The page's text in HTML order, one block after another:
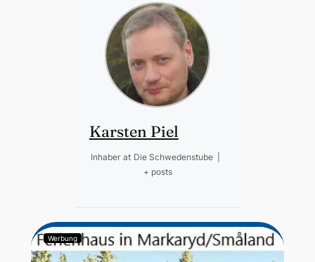
Karsten Piel
Inhaber at Die Schwedenstube
+ posts
Werbung